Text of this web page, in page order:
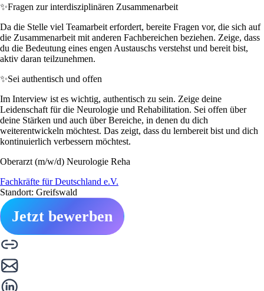
✨Fragen zur interdisziplinären Zusammenarbeit
Da die Stelle viel Teamarbeit erfordert, bereite Fragen vor, die sich auf
die Zusammenarbeit mit anderen Fachbereichen beziehen. Zeige, dass
du die Bedeutung eines engen Austauschs verstehst und bereit bist,
aktiv daran teilzunehmen.
✨Sei authentisch und offen
Im Interview ist es wichtig, authentisch zu sein. Zeige deine
Leidenschaft für die Neurologie und Rehabilitation. Sei offen über
deine Stärken und auch über Bereiche, in denen du dich
weiterentwickeln möchtest. Das zeigt, dass du lernbereit bist und dich
kontinuierlich verbessern möchtest.
Oberarzt (m/w/d) Neurologie Reha
Fachkräfte für Deutschland e.V.
Standort: Greifswald
Jetzt bewerben